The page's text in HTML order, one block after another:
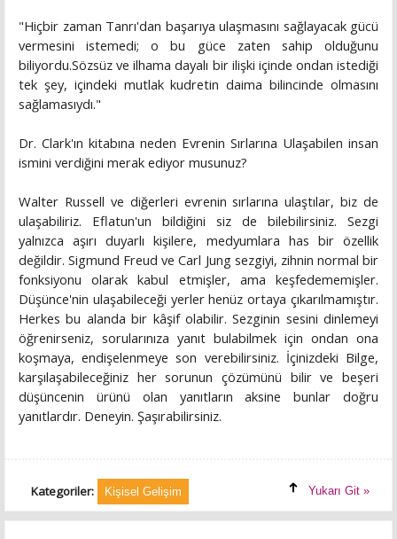
"Hiçbir zaman Tanrı'dan başarıya ulaşmasını sağlayacak gücü
vermesini istemedi; o bu güce zaten sahip olduğunu
biliyordu.Sözsüz ve ilhama dayalı bir ilişki içinde ondan istediği
tek şey, içindeki mutlak kudretin daima bilincinde olmasını
sağlamasıydı."
Dr. Clark'ın kitabına neden Evrenin Sırlarına Ulaşabilen insan
ismini verdiğini merak ediyor musunuz?
Walter Russell ve diğerleri evrenin sırlarına ulaştılar, biz de
ulaşabiliriz. Eflatun'un bildiğini siz de bilebilirsiniz. Sezgi
yalnızca aşırı duyarlı kişilere, medyumlara has bir özellik
değildir. Sigmund Freud ve Carl Jung sezgiyi, zihnin normal bir
fonksiyonu olarak kabul etmişler, ama keşfedememişler.
Düşünce'nin ulaşabileceği yerler henüz ortaya çıkarılmamıştır.
Herkes bu alanda bir kâşif olabilir. Sezginin sesini dinlemeyi
öğrenirseniz, sorularınıza yanıt bulabilmek için ondan ona
koşmaya, endişelenmeye son verebilirsiniz. İçinizdeki Bilge,
karşılaşabileceğiniz her sorunun çözümünü bilir ve beşeri
düşüncenin ürünü olan yanıtların aksine bunlar doğru
yanıtlardır. Deneyin. Şaşırabilirsiniz.
Kategoriler: Kişisel Gelişim Yukarı Git »